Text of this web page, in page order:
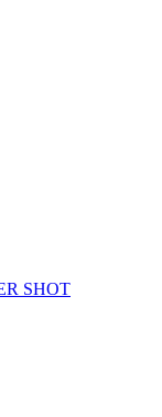
SHOT